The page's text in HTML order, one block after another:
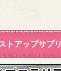
トアップサプリ